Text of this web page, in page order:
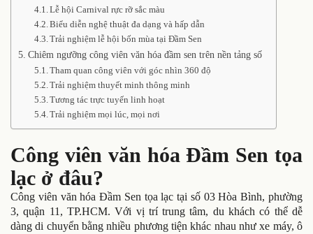
Lễ hội Carnival rực rỡ sắc màu
Biểu diễn nghệ thuật đa dạng và hấp dẫn
Trải nghiệm lễ hội bốn mùa tại Đầm Sen
Chiêm ngưỡng công viên văn hóa đầm sen trên nền tảng số
Tham quan công viên với góc nhìn 360 độ
Trải nghiệm thuyết minh thông minh
Tương tác trực tuyến linh hoạt
Trải nghiệm mọi lúc, mọi nơi
Công viên văn hóa Đầm Sen tọa
lạc ở đâu?
Công viên văn hóa Đầm Sen tọa lạc tại số 03 Hòa Bình, phường
3, quận 11, TP.HCM. Với vị trí trung tâm, du khách có thể dễ
dàng di chuyển bằng nhiều phương tiện khác nhau như xe máy, ô